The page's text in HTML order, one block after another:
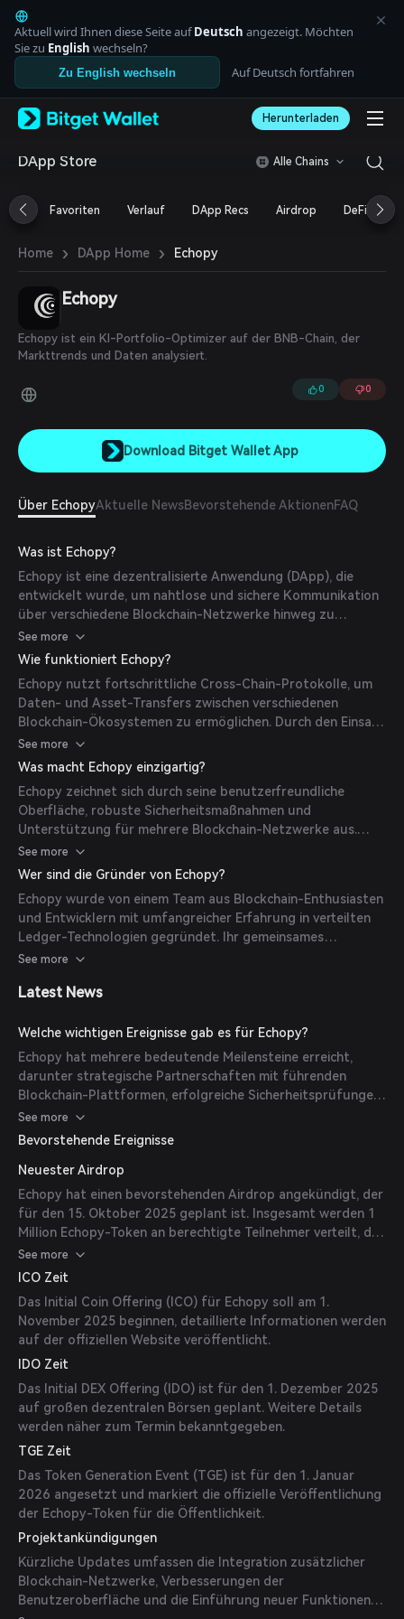
English
日本語
Tiếng Việt
Русский
Español (Latinoamérica)
Italiano
Deutsch
繁體中文
Português (Portugal)
ภาษาไทย
العربية
Español
Português (Brasil)
Aktuell wird Ihnen diese Seite aufDeutsch angezeigt. Möchten
Sie zu English wechseln?
Zu English wechseln Auf Deutsch fortfahren
Herunterladen
DApp Store Alle Chains
Favoriten Verlauf DApp Recs Airdrop DeFi
Home › DApp Home › Echopy
Echopy
Echopy ist ein KI-Portfolio-Optimizer auf der BNB-Chain, der
Markttrends und Daten analysiert.
0 0
Download Bitget Wallet App
Über EchopyAktuelle NewsBevorstehende AktionenFAQ
Was ist Echopy?
Echopy ist eine dezentralisierte Anwendung (DApp), die
entwickelt wurde, um nahtlose und sichere Kommunikation
über verschiedene Blockchain-Netzwerke hinweg zu
ermöglichen. Ihre Mission ist es, die Interoperabilität zu
verbessern und den Nutzern eine einheitliche Plattform für
Cross-Chain-Interaktionen zu bieten.
See more
Wie funktioniert Echopy?
Echopy nutzt fortschrittliche Cross-Chain-Protokolle, um
Daten- und Asset-Transfers zwischen verschiedenen
Blockchain-Ökosystemen zu ermöglichen. Durch den Einsatz
von Smart Contracts und dezentralen Orakeln
gewährleistet es sichere und effiziente Kommunikation
ohne Zwischenhändler.
See more
Was macht Echopy einzigartig?
Echopy zeichnet sich durch seine benutzerfreundliche
Oberfläche, robuste Sicherheitsmaßnahmen und
Unterstützung für mehrere Blockchain-Netzwerke aus.
Wichtige Anwendungsfälle umfassen Cross-Chain-Asset-
Transfers, Anwendungen im Bereich dezentrale Finanzen
(DeFi) und die Ausführung von Multi-Chain-Smart-
Contracts.
See more
Wer sind die Gründer von Echopy?
Echopy wurde von einem Team aus Blockchain-Enthusiasten
und Entwicklern mit umfangreicher Erfahrung in verteilten
Ledger-Technologien gegründet. Ihr gemeinsames
Fachwissen umfasst Kryptographie, Softwareentwicklung
See more
Latest News
Welche wichtigen Ereignisse gab es für Echopy?
Echopy hat mehrere bedeutende Meilensteine erreicht,
darunter strategische Partnerschaften mit führenden
Blockchain-Plattformen, erfolgreiche Sicherheitsprüfungen
und den Start seines Mainnets.
See more
Bevorstehende Ereignisse
Neuester Airdrop
Echopy hat einen bevorstehenden Airdrop angekündigt, der
für den 15. Oktober 2025 geplant ist. Insgesamt werden 1
Million Echopy-Token an berechtigte Teilnehmer verteilt, die
bis zum 10. Oktober 2025 mindestens 100 ECHO-Token in
ihren Wallets halten.
See more
ICO Zeit
Das Initial Coin Offering (ICO) für Echopy soll am 1.
November 2025 beginnen, detaillierte Informationen werden
auf der offiziellen Website veröffentlicht.
IDO Zeit
Das Initial DEX Offering (IDO) ist für den 1. Dezember 2025
auf großen dezentralen Börsen geplant. Weitere Details
werden näher zum Termin bekanntgegeben.
TGE Zeit
Das Token Generation Event (TGE) ist für den 1. Januar
2026 angesetzt und markiert die offizielle Veröffentlichung
der Echopy-Token für die Öffentlichkeit.
Projektankündigungen
Kürzliche Updates umfassen die Integration zusätzlicher
Blockchain-Netzwerke, Verbesserungen der
Benutzeroberfläche und die Einführung neuer Funktionen